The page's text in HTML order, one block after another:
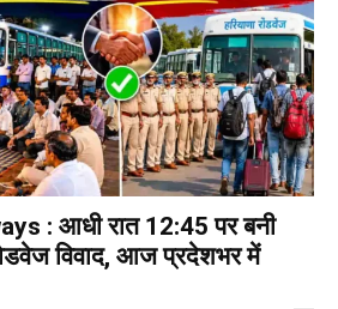
: आधी रात 12:45 पर बनी
विवाद, आज प्रदेशभर में